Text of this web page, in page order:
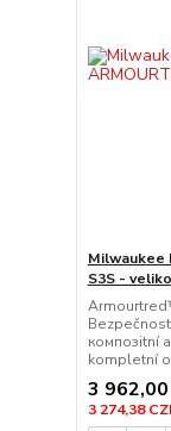
Milwaukee
S3S -
композitní
kompletní
3 962,00
3 274,38